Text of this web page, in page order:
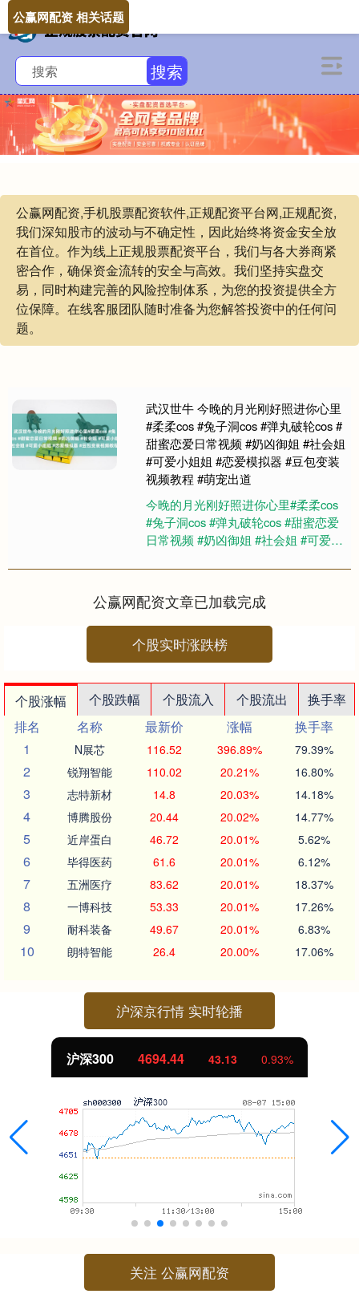
搜索
公赢网配资,手机股票配资软件,正规配资平台网,正规配资,
我们深知股市的波动与不确定性，因此始终将资金安全放
在首位。作为线上正规股票配资平台，我们与各大券商紧
密合作，确保资金流转的安全与高效。我们坚持实盘交
易，同时构建完善的风险控制体系，为您的投资提供全方
位保障。在线客服团队随时准备为您解答投资中的任何问
题。
公赢网配资 相关话题
武汉世牛 今晚的月光刚好照进你心里
#柔柔cos #兔子洞cos #弹丸破轮cos #
甜蜜恋爱日常视频 #奶凶御姐 #社会姐
#可爱小姐姐 #恋爱模拟器 #豆包变装
视频教程 #萌宠出道
今晚的月光刚好照进你心里#柔柔cos
#兔子洞cos #弹丸破轮cos #甜蜜恋爱
日常视频 #奶凶御姐 #社会姐 #可爱小
程....
公赢网配资文章已加载完成
个股实时涨跌榜
个股涨幅 个股跌幅 个股流入 个股流出
换手率
排名
名称 最新价 涨幅
换手率
1
N展芯 116.52 396.89% 79.39%
2 锐翔智能 110.02 20.21% 16.80%
3 志特新材 14.8 20.03% 14.18%
4 博腾股份 20.44 20.02% 14.77%
5 近岸蛋白 46.72 20.01% 5.62%
6 毕得医药 61.6 20.01% 6.12%
7 五洲医疗 83.62 20.01% 18.37%
8 一博科技 53.33 20.01% 17.26%
9 耐科装备 49.67 20.01% 6.83%
10 朗特智能 26.4 20.00% 17.06%
沪深京行情 实时轮播
沪深300 4694.44 43.13 0.93%
关注 公赢网配资